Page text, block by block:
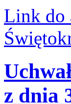
Link do
z dnia